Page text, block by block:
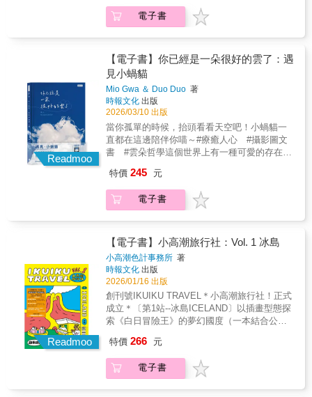
擔當】 現任： 譚阿家工作室公關經理（兼任監
工） 資歷： 從南州街頭浪貓轉職為家貓，目前
社交依然在線。 專長： 每日巡邏鄰里、在家款
在南州巷弄間發掘有趣的人類。
是為了維繫魔族與人類之間岌岌可危的平衡。
但他唯一的願望，卻是希望哥布林一族不再需
哪一方，他都必須擺出最和善、可信的笑容，
卻從沒有人問過他內心真正的感受。兇王與笑
臉，都為了他人的幸福，交出了自己的意志。
然而這樣的犧牲，真的能夠被理解嗎？※關於
【勇者系列】※這個故事，不僅止於勇者與魔
族的對立，而是讓讀者一起思考、選擇與理解
的冒險旅程。無論是勇者、魔王、龍族，甚至
是神，都將面對自身信念的衝突。而當善與惡
不再如此黑白分明，你願意成為怎麼樣的勇
者？本系列作品曾入選文化部「第42次中小學
雲榜」，並被改編為《勇者動畫系列》影集，
第二季已於2025年上線，並確定製作新一季。
電子書
Readmoo
【電子書】你已經是一朵很好的雲了：遇
見小蝸貓
Mio Gwa ＆ Duo Duo 著
時報文化 出版
2026/03/10 出版
當你孤單的時候，抬頭看看天空吧！小蝸貓一
直都在這邊陪伴你喵～#療癒人心 #攝影圖文
書 #雲朵哲學這個世界上有一種可愛的存在，
的小貓，很透明、很輕盈，藏在雲裡面。只有
你停下來，靜下心去看才能看見。他們似乎會
隨著風變化，有時候變得很大，有時候變得很
隻好奇的小貓靈，偷偷的飛到了人類的世界，
遇見了一個孤獨的少女……本書特色：一本從
雲朵視角教我們如何鬆一口氣的書本書以「雲
朵」作為觀看世界的比喻，將成人生活中常見
的低落、焦慮、比較與疲憊，轉化為一種自然
且被允許的狀態。就像雲朵會變形、會下雨、
也會獨自飄著，情緒的起伏並不代表我們不夠
好，而只是生活的一部分。透過這樣的視角，
邀請讀者換個高度看待日常，讓心慢慢鬆開。
市日常的攝影風景，讓想像與現實溫柔交會。
小蝸貓輕輕地出現在熟悉的街景、天空與生活
片刻之中，使讀者在閱讀時產生強烈的共鳴
特價 245 元
電子書
Readmoo
【電子書】小高潮旅行社：Vol. 1 冰島
小高潮色計事務所 著
時報文化 出版
2026/01/16 出版
創刊號IKUIKU TRAVEL＊小高潮旅行社！正式
成立＊〔第1站--冰島ICELAND〕以插畫型態探
索《白日冒險王》的夢幻國度（一本結合公路
的腥 加碼贈～雷克雅維克彩色小屋 海報（尺
寸：297×420MM）～「公路旅行環冰島～沒有
行程、不趕景點，全靠小高潮宇宙～自由～導
特價 266 元
電子書